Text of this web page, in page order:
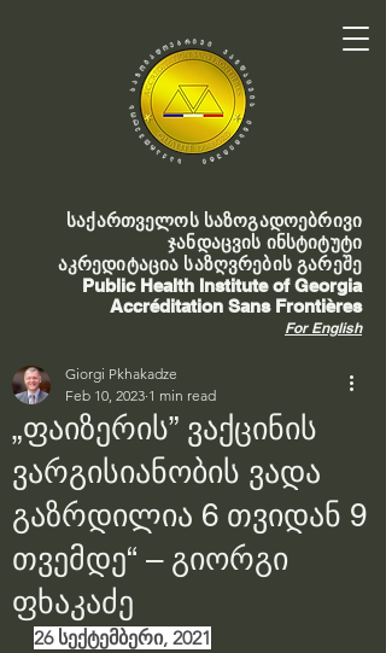
საქართველოს საზოგადოებრივი
ჯანდაცვის ინსტიტუტი
აკრედიტაცია საზღვრების გარეშე
Public Health Institute of Georgia
Accréditation Sans Frontières
For English
„ფაიზერის” ვაქცინის
ვარგისიანობის ვადა
გაზრდილია 6 თვიდან 9
თვემდე“ – გიორგი
ფხაკაძე
Giorgi Pkhakadze
Feb 10, 2023 1 min read
26 სექტემბერი, 2021